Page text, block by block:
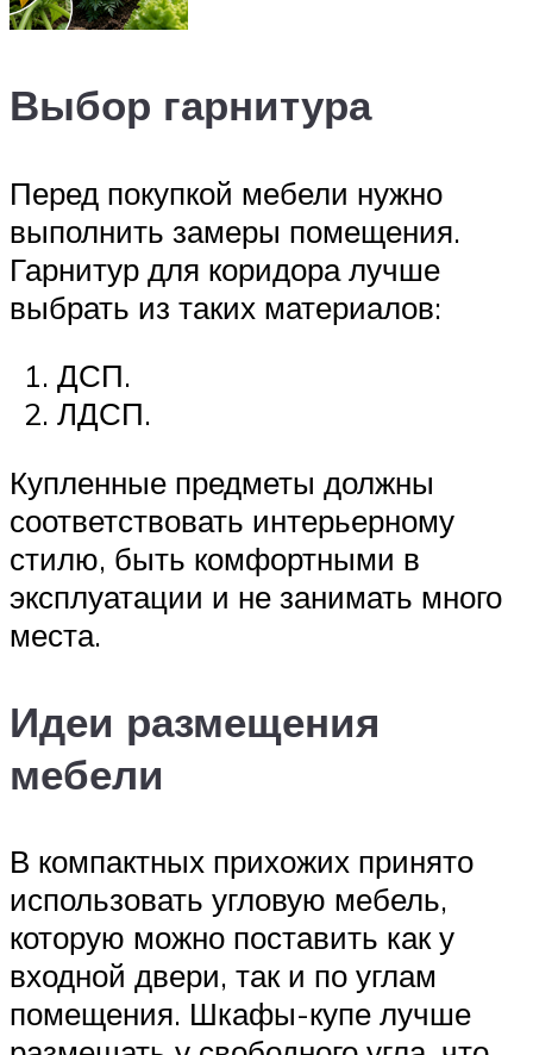
Выбор гарнитура
Перед покупкой мебели нужно
выполнить замеры помещения.
Гарнитур для коридора лучше
выбрать из таких материалов:
ДСП.
ЛДСП.
Купленные предметы должны
соответствовать интерьерному
стилю, быть комфортными в
эксплуатации и не занимать много
места.
Идеи размещения
мебели
В компактных прихожих принято
использовать угловую мебель,
которую можно поставить как у
входной двери, так и по углам
помещения. Шкафы-купе лучше